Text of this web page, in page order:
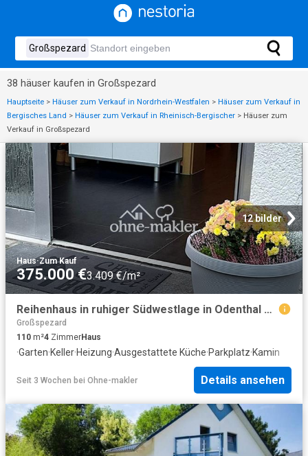
38 häuser kaufen in Großspezard
Hauptseite > Häuser zum Verkauf in Nordrhein-Westfalen > Häuser zum Verkauf in
Bergisches Land > Häuser zum Verkauf in Rheinisch-Bergischer > Häuser zum
Verkauf in Großspezard
12 bilder
Haus·Zum Kauf
375.000 €3.409 €/m²
Reihenhaus in ruhiger Südwestlage in Odenthal Blecher
Großspezard
110 m²4 ZimmerHaus
·Garten·Keller·Heizung·Ausgestattete Küche·Parkplatz·Kamin
Seit 3 Wochen bei Ohne-makler Details ansehen